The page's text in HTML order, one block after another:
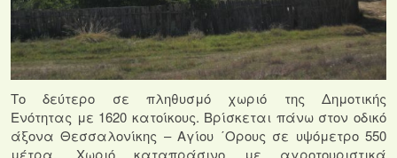
Το δεύτερο σε πληθυσμό χωριό της Δημοτικής
Ενότητας με 1620 κατοίκους. Βρίσκεται πάνω στον οδικό
άξονα Θεσσαλονίκης – Αγίου ΄Ορους σε υψόμετρο 550
μέτρα. Χωριό καταπράσινο με αγροτουριστικά